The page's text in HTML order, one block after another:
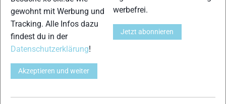
30
gewohnt mit Werbung und
Tracking. Alle Infos dazu
findest du in der
Datenschutzerklärung!
Akzeptieren und weiter
werbefrei.
Jetzt abonnieren